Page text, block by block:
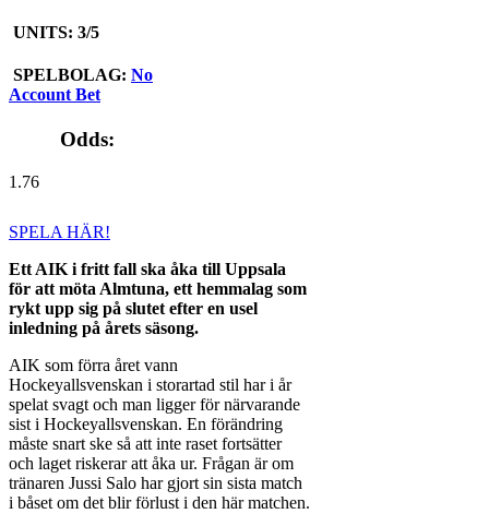
UNITS: 3/5
SPELBOLAG: No
Account Bet
Odds:
1.76
SPELA HÄR!
Ett AIK i fritt fall ska åka till Uppsala
för att möta Almtuna, ett hemmalag som
rykt upp sig på slutet efter en usel
inledning på årets säsong.
AIK som förra året vann
Hockeyallsvenskan i storartad stil har i år
spelat svagt och man ligger för närvarande
sist i Hockeyallsvenskan. En förändring
måste snart ske så att inte raset fortsätter
och laget riskerar att åka ur. Frågan är om
tränaren Jussi Salo har gjort sin sista match
i båset om det blir förlust i den här matchen.